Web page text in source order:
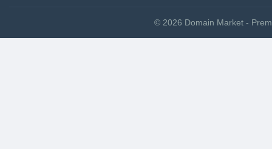
© 2026 Domain Market -